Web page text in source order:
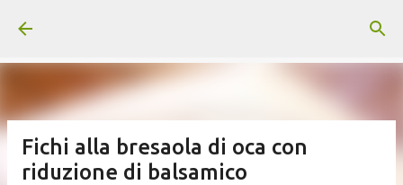
Fichi alla bresaola di oca con
riduzione di balsamico